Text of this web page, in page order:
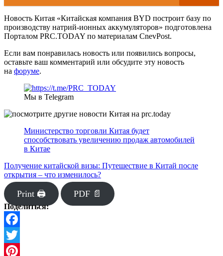
Новость Китая «Китайская компания BYD построит базу по
производству натрий-ионных аккумуляторов» подготовлена
Порталом PRC.TODAY по материалам CnevPost.
Если вам понравилась новость или появились вопросы,
оставьте ваш комментарий или обсудите эту новость
на форуме.
Мы в Telegram
Министерство торговли Китая будет
способствовать увеличению продаж автомобилей
в Китае
Получение китайской визы: Путешествие в Китай после
открытия – что изменилось?
Print 🖨 PDF 📄
Поделиться:
Facebook
Twitter